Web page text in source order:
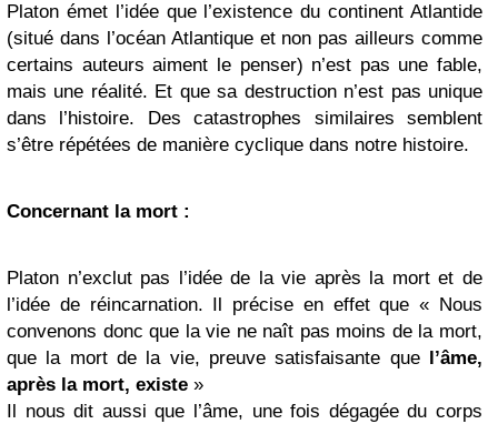
Platon émet l’idée que l’existence du continent Atlantide
(situé dans l’océan Atlantique et non pas ailleurs comme
certains auteurs aiment le penser) n’est pas une fable,
mais une réalité. Et que sa destruction n’est pas unique
dans l’histoire. Des catastrophes similaires semblent
s’être répétées de manière cyclique dans notre histoire.
Concernant la mort :
Platon n’exclut pas l’idée de la vie après la mort et de
l’idée de réincarnation. Il précise en effet que « Nous
convenons donc que la vie ne naît pas moins de la mort,
que la mort de la vie, preuve satisfaisante que l’âme,
après la mort, existe »
Il nous dit aussi que l’âme, une fois dégagée du corps